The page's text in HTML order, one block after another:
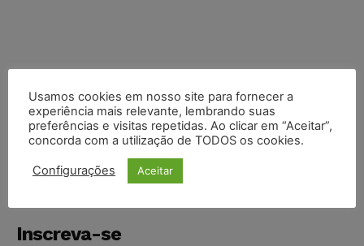
COMPARTILHE
Inscreva-se
Usamos cookies em nosso site para fornecer a
experiência mais relevante, lembrando suas
preferências e visitas repetidas. Ao clicar em “Aceitar”,
concorda com a utilização de TODOS os cookies.
Configurações Aceitar